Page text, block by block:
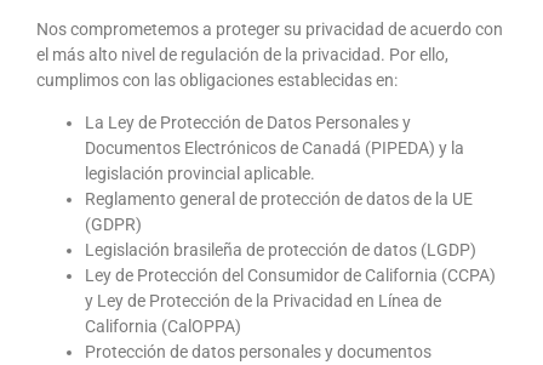
Nos comprometemos a proteger su privacidad de acuerdo con
el más alto nivel de regulación de la privacidad. Por ello,
cumplimos con las obligaciones establecidas en:
La Ley de Protección de Datos Personales y
Documentos Electrónicos de Canadá (PIPEDA) y la
legislación provincial aplicable.
Reglamento general de protección de datos de la UE
(GDPR)
Legislación brasileña de protección de datos (LGDP)
Ley de Protección del Consumidor de California (CCPA)
y Ley de Protección de la Privacidad en Línea de
California (CalOPPA)
Protección de datos personales y documentos